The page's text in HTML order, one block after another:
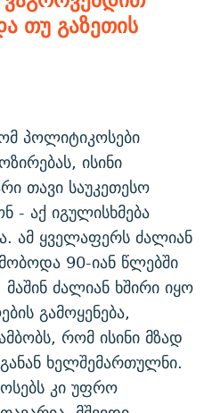
თუ გაზეთის
პოლიტიკოსები
ისინი
თავი საუკეთესო
- აქ იგულისხმება
ამ ყველაფერს ძალიან
90-იან წლებში
ძალიან ხშირი იყო
გამოყენება,
რომ ისინი მზად
ხელშემართულნი.
კი უფრო